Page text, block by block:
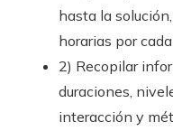
hasta la
horarias por
2) Recopilar
duraciones,
interacción y